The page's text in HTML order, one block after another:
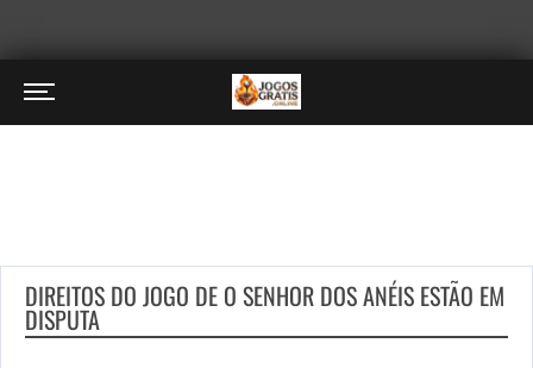
DIREITOS DO JOGO DE O SENHOR DOS ANÉIS ESTÃO EM
DISPUTA